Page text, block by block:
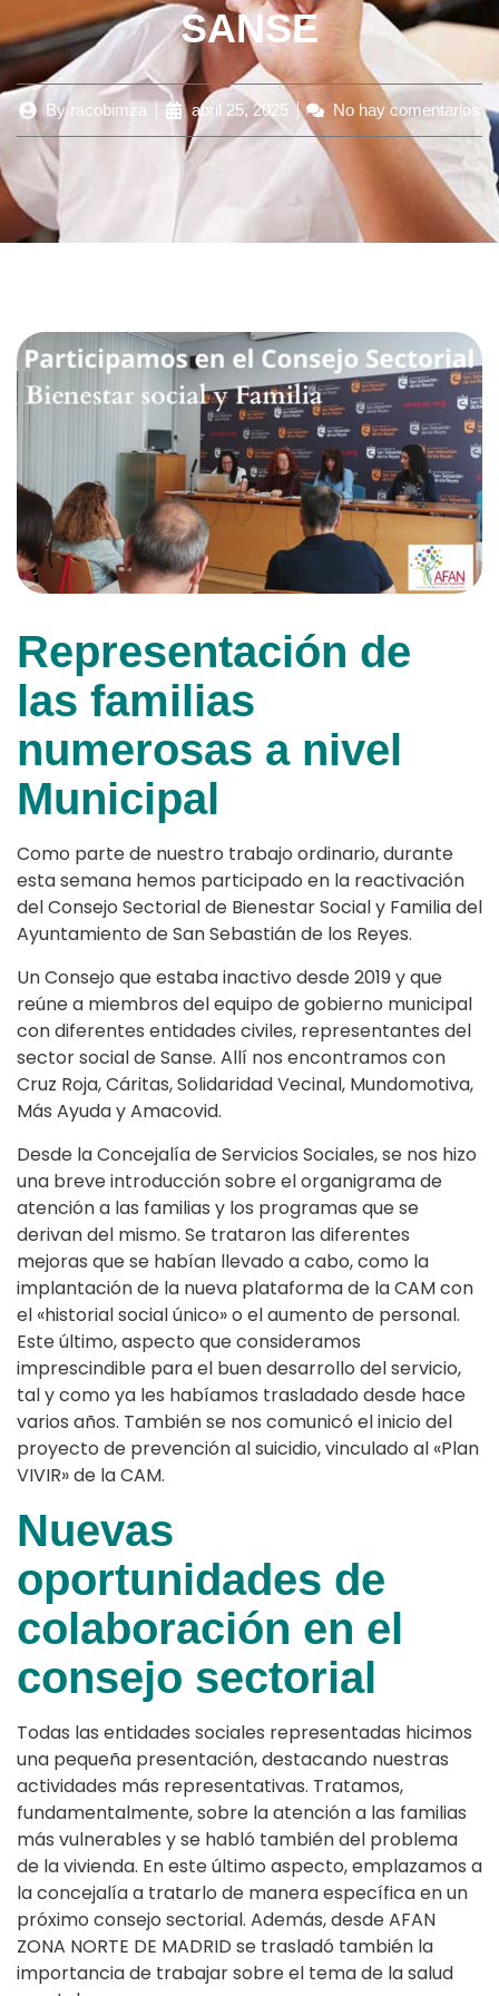
SANSE
Byracobimza abril 25, 2025 No hay comentarios
Representación de
las familias
numerosas a nivel
Municipal
Como parte de nuestro trabajo ordinario, durante
esta semana hemos participado en la reactivación
del Consejo Sectorial de Bienestar Social y Familia del
Ayuntamiento de San Sebastián de los Reyes.
Un Consejo que estaba inactivo desde 2019 y que
reúne a miembros del equipo de gobierno municipal
con diferentes entidades civiles, representantes del
sector social de Sanse. Allí nos encontramos con
Cruz Roja, Cáritas, Solidaridad Vecinal, Mundomotiva,
Más Ayuda y Amacovid.
Desde la Concejalía de Servicios Sociales, se nos hizo
una breve introducción sobre el organigrama de
atención a las familias y los programas que se
derivan del mismo. Se trataron las diferentes
mejoras que se habían llevado a cabo, como la
implantación de la nueva plataforma de la CAM con
el «historial social único» o el aumento de personal.
Este último, aspecto que consideramos
imprescindible para el buen desarrollo del servicio,
tal y como ya les habíamos trasladado desde hace
varios años. También se nos comunicó el inicio del
proyecto de prevención al suicidio, vinculado al «Plan
VIVIR» de la CAM.
Nuevas
oportunidades de
colaboración en el
consejo sectorial
Todas las entidades sociales representadas hicimos
una pequeña presentación, destacando nuestras
actividades más representativas. Tratamos,
fundamentalmente, sobre la atención a las familias
más vulnerables y se habló también del problema
de la vivienda. En este último aspecto, emplazamos a
la concejalía a tratarlo de manera específica en un
próximo consejo sectorial. Además, desde AFAN
ZONA NORTE DE MADRID se trasladó también la
importancia de trabajar sobre el tema de la salud